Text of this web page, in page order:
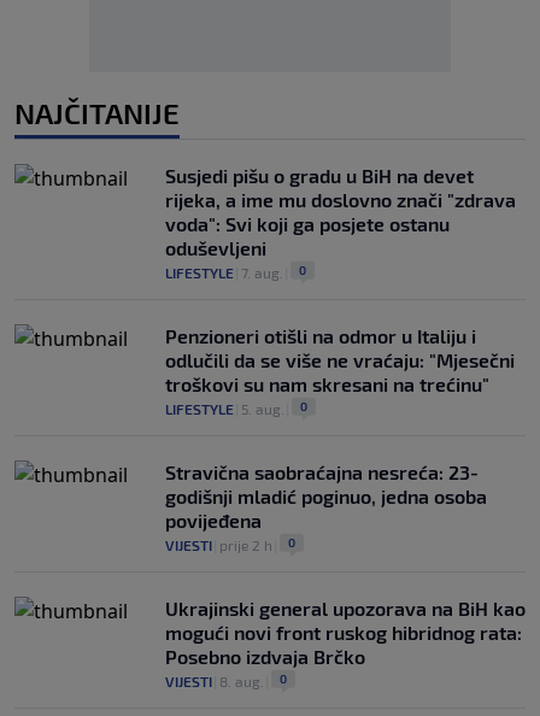
NAJČITANIJE
Susjedi pišu o gradu u BiH na devet
rijeka, a ime mu doslovno znači "zdrava
voda": Svi koji ga posjete ostanu
oduševljeni
LIFESTYLE 7. aug. 0
Penzioneri otišli na odmor u Italiju i
odlučili da se više ne vraćaju: "Mjesečni
troškovi su nam skresani na trećinu"
LIFESTYLE 5. aug. 0
Stravična saobraćajna nesreća: 23-
godišnji mladić poginuo, jedna osoba
povijeđena
VIJESTI prije 2 h 0
Ukrajinski general upozorava na BiH kao
mogući novi front ruskog hibridnog rata:
Posebno izdvaja Brčko
VIJESTI 8. aug. 0